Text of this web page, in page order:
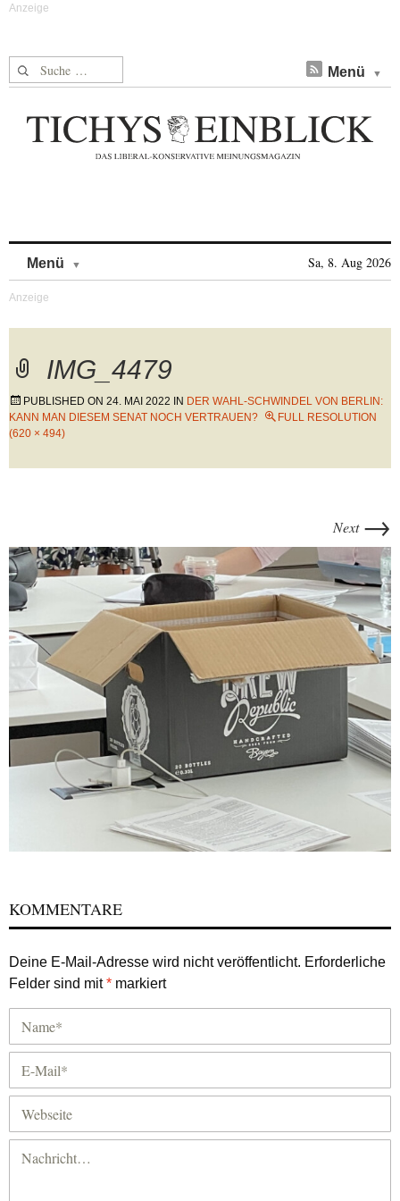
Suche nach: Menü
Menü Sa, 8. Aug 2026
IMG_4479
PUBLISHED ON 24. MAI 2022 IN DER WAHL-SCHWINDEL VON BERLIN:
KANN MAN DIESEM SENAT NOCH VERTRAUEN?
FULL RESOLUTION
(620 × 494)
Next →
KOMMENTARE
Deine E-Mail-Adresse wird nicht veröffentlicht. Erforderliche
Felder sind mit* markiert